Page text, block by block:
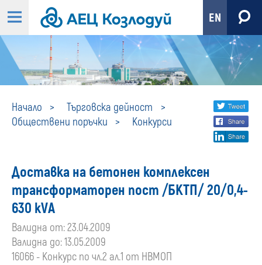
EN
Начало
Търговска дейност
Обществени поръчки
Конкурси
Конкурси
Share
social
Доставка на бетонен комплексен
трансформаторен пост /БКТП/ 20/0,4-
630 кVА
Валидна от: 23.04.2009
Валидна до: 13.05.2009
16066 - Конкурс по чл.2 ал.1 от НВМОП